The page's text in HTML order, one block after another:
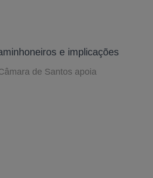
e implicações
de Santos apoia